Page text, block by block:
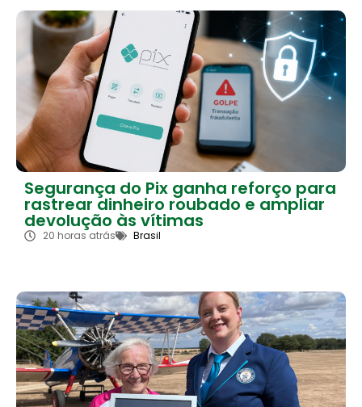
Segurança do Pix ganha reforço para
rastrear dinheiro roubado e ampliar
devolução às vítimas
20 horas atrás Brasil